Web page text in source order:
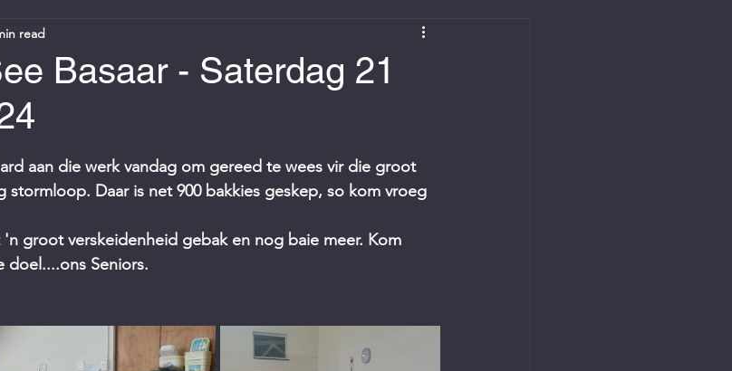
Basaar - Saterdag 21
read
aan die werk vandag om gereed te wees vir die groot
Daar is net 900 bakkies geskep, so kom vroeg
'n groot verskeidenheid gebak en nog baie meer. Kom
doel....ons Seniors.